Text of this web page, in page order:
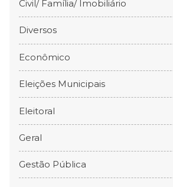
Civil/ Família/ Imobiliário
Diversos
Econômico
Eleições Municipais
Eleitoral
Geral
Gestão Pública